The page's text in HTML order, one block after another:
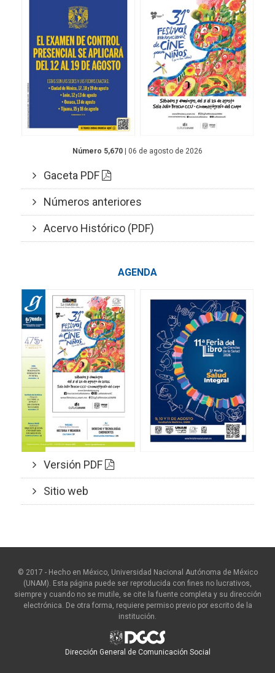
Número 5,670 | 06 de agosto de 2026
Gaceta PDF
Números anteriores
Acervo Histórico (PDF)
AGENDA
Versión PDF
Sitio web
© 2017 - Hecho en México, Universidad Nacional Autónoma de México
(UNAM). Esta página puede ser reproducida con fines no lucrativos,
siempre y cuando no se mutile, se cite la fuente completa y su dirección
electrónica. De otra forma, requiere permiso previo por escrito de la
institución.
Dirección General de Comunicación Social